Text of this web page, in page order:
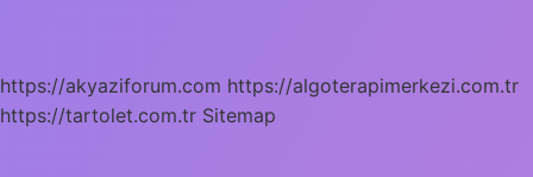
https://akyaziforum.com https://algoterapimerkezi.com.tr
https://tartolet.com.tr Sitemap